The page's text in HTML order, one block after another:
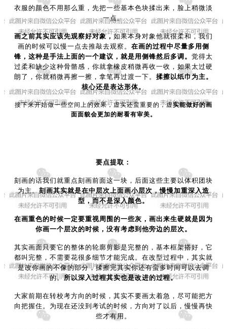
衣服的颜色不用那么重，先把一些基本色块揉出来，脸上稍微淡
一点。
画之前其实应该先观察好对象， 如果本身对象他就很柔和，我们
画的时候可以慢一点去推敲去观察。 在画的过程中尽量多用侧
锋，这种是手法上面的一个建议，就是用侧锋然后多调。 觉得太
过柔和缺少这种骨骼感，你就拿橡皮稍微再收一收，如果太过硬
朗了，你就稍微再擦一擦，拿笔再过渡一下。 揉擦以纸巾为主。
核心还是表达形体。
接下来开始做一些空间上的效果，虚实还蛮重要的，虚实能做好的画
面面貌会更加的耐看有审美。
要点提取：
刻画的话我们就重点刻画前面这一块，后面这些主要以体积团块
为主。刻画其实就是在中层次上面画小层次，慢慢加重深入造
型，而不是深入颜色。
在画重色的时候一定要重视周围的一些灰，画出来生硬就是因为
你画一个层次的时候，没有考虑到他旁边的层次。
其实画面只要它的整体的轮廓剪影是完整的，基本框架搭好，它
都叫完整，不需要花很多细节才能完成。在改型过程中，其实就
是改你画的不像的部分，揉擦完其实你还有蛮多时间可以去调
的。所以深入过程其实也是改进的过程。
大家前期在转校考方向的时候，其实不要画太着急，尽可能把方
向把握住。为现在还没到考试的时候，方向对了以后，慢慢再快
些才有用。